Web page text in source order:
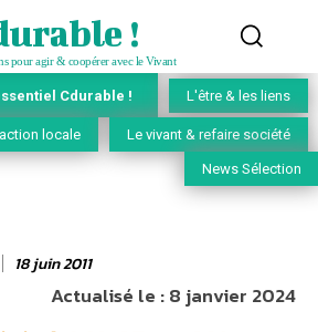
!
pour agir & coopérer avec le Vivant
Cdurable ! L'être & les liens
locale Le vivant & refaire société
News Sélection
18 juin 2011
Actualisé le :8 janvier 2024